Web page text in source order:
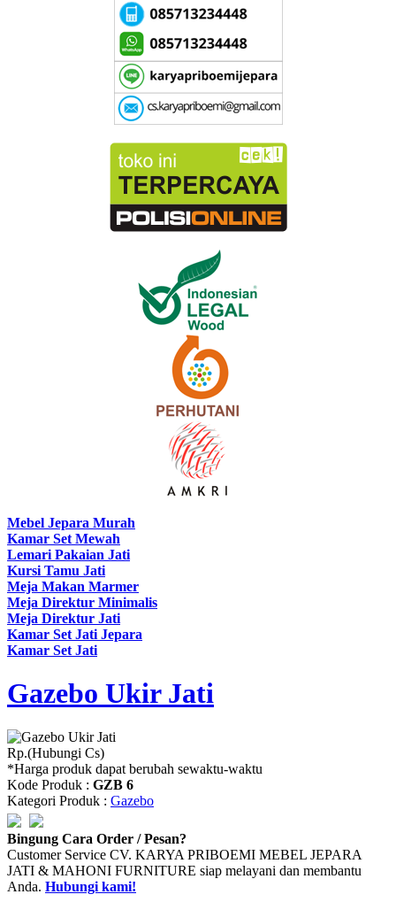
Mebel Jepara Murah
Kamar Set Mewah
Lemari Pakaian Jati
Kursi Tamu Jati
Meja Makan Marmer
Meja Direktur Minimalis
Meja Direktur Jati
Kamar Set Jati Jepara
Kamar Set Jati
Gazebo Ukir Jati
Rp.(Hubungi Cs)
*Harga produk dapat berubah sewaktu-waktu
Kode Produk : GZB 6
Kategori Produk : Gazebo
Bingung Cara Order / Pesan?
Customer Service CV. KARYA PRIBOEMI MEBEL JEPARA
JATI & MAHONI FURNITURE siap melayani dan membantu
Anda. Hubungi kami!